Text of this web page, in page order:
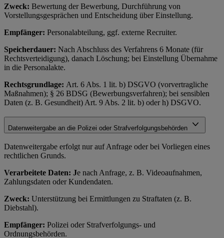
Zweck: Bewertung der Bewerbung, Durchführung von
Vorstellungsgesprächen und Entscheidung über Einstellung.
Empfänger: Personalabteilung, ggf. externe Recruiter.
Speicherdauer: Nach Abschluss des Verfahrens 6 Monate (für
Rechtsverteidigung), danach Löschung; bei Einstellung Übernahme
in die Personalakte.
Rechtsgrundlage: Art. 6 Abs. 1 lit. b) DSGVO (vorvertragliche
Maßnahmen); § 26 BDSG (Bewerbungsverfahren); bei sensiblen
Daten (z. B. Gesundheit) Art. 9 Abs. 2 lit. b) oder h) DSGVO.
Datenweitergabe an die Polizei oder Strafverfolgungsbehörden
Datenweitergabe erfolgt nur auf Anfrage oder bei Vorliegen eines
rechtlichen Grunds.
Verarbeitete Daten: Je nach Anfrage, z. B. Videoaufnahmen,
Zahlungsdaten oder Kundendaten.
Zweck: Unterstützung bei Ermittlungen zu Straftaten (z. B.
Diebstahl).
Empfänger: Polizei oder Strafverfolgungs- und
Ordnungsbehörden.